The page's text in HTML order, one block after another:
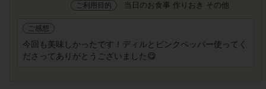
ご利用目的 当日のお食事 作りおき その他
ご感想
今回も美味しかったです！ディルとピンクペッパー使ってく
ださってありがとうございました😋